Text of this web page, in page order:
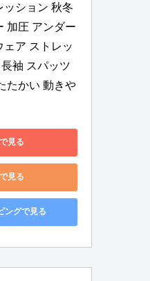
ッション 秋冬
加圧 アンダー
ェア ストレッ
袖 スパッツ
たかい 動きや
見る
見る
ングで見る